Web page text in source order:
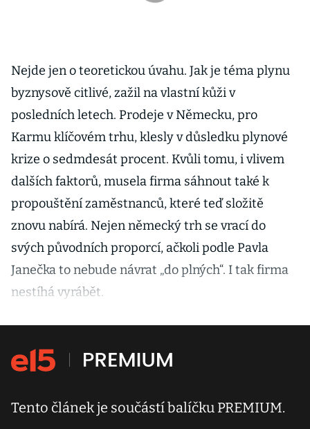
Nejde jen o teoretickou úvahu. Jak je téma plynu
byznysově citlivé, zažil na vlastní kůži v
posledních letech. Prodeje v Německu, pro
Karmu klíčovém trhu, klesly v důsledku plynové
krize o sedmdesát procent. Kvůli tomu, i vlivem
dalších faktorů, musela firma sáhnout také k
propouštění zaměstnanců, které teď složitě
znovu nabírá. Nejen německý trh se vrací do
svých původních proporcí, ačkoli podle Pavla
Janečka to nebude návrat „do plných“. I tak firma
nestíhá vyrábět.
Tento článek je součástí balíčku PREMIUM.